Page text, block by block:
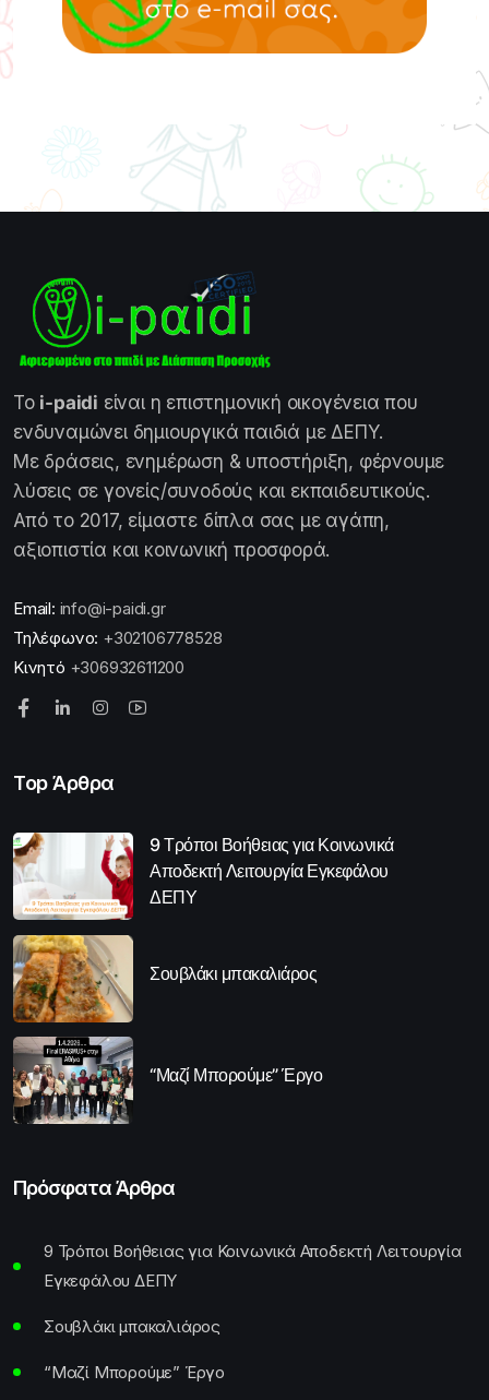
Το i-paidi είναι η επιστημονική οικογένεια που
ενδυναμώνει δημιουργικά παιδιά με ΔΕΠΥ.
Με δράσεις, ενημέρωση & υποστήριξη, φέρνουμε
λύσεις σε γονείς/συνοδούς και εκπαιδευτικούς.
Από το 2017, είμαστε δίπλα σας με αγάπη,
αξιοπιστία και κοινωνική προσφορά.
Email: info@i-paidi.gr
Τηλέφωνο: +302106778528
Κινητό +306932611200
Top Άρθρα
9 Τρόποι Βοήθειας για Κοινωνικά
Αποδεκτή Λειτουργία Εγκεφάλου
ΔΕΠΥ
Σουβλάκι μπακαλιάρος
“Μαζί Μπορούμε” Έργο
Πρόσφατα Άρθρα
9 Τρόποι Βοήθειας για Κοινωνικά Αποδεκτή Λειτουργία
Εγκεφάλου ΔΕΠΥ
Σουβλάκι μπακαλιάρος
“Μαζί Μπορούμε” Έργο